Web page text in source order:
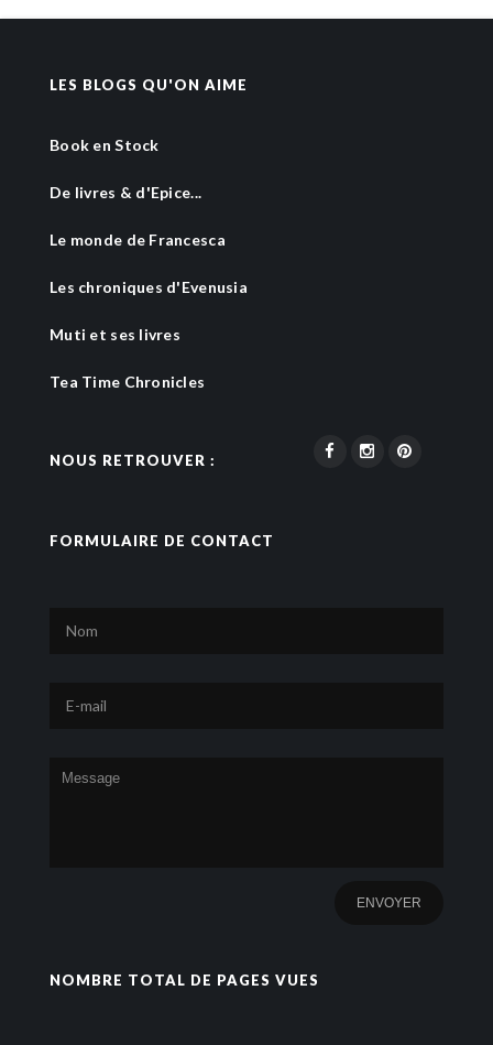
LES BLOGS QU'ON AIME
Book en Stock
De livres & d'Epice...
Le monde de Francesca
Les chroniques d'Evenusia
Muti et ses livres
Tea Time Chronicles
NOUS RETROUVER :
FORMULAIRE DE CONTACT
NOMBRE TOTAL DE PAGES VUES